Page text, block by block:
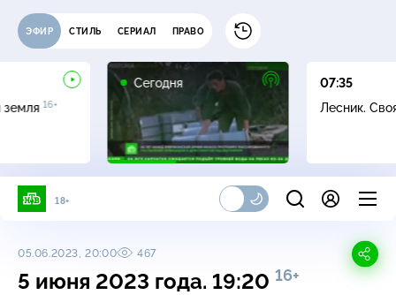
ЭФИР СТИЛЬ СЕРИАЛ ПРАВО
земля 16+
Сегодня
07:35
Лесник.
18+
05.06.2023, 20:00 467
5 июня 2023 года. 19:20 16+